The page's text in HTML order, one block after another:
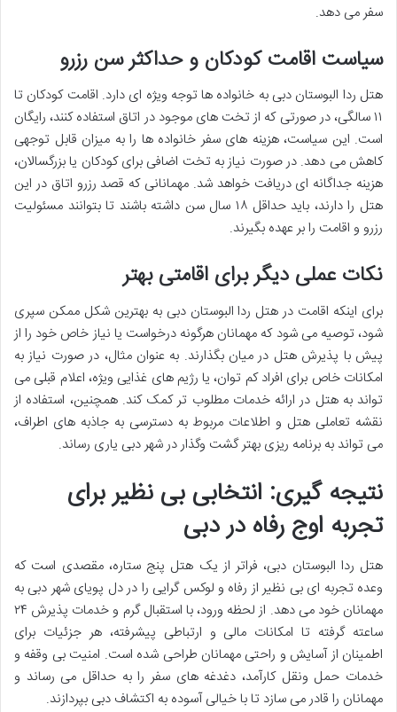
سفر می دهد.
سیاست اقامت کودکان و حداکثر سن رزرو
هتل ردا البوستان دبی به خانواده ها توجه ویژه ای دارد. اقامت کودکان تا
۱۱ سالگی، در صورتی که از تخت های موجود در اتاق استفاده کنند، رایگان
است. این سیاست، هزینه های سفر خانواده ها را به میزان قابل توجهی
کاهش می دهد. در صورت نیاز به تخت اضافی برای کودکان یا بزرگسالان،
هزینه جداگانه ای دریافت خواهد شد. مهمانانی که قصد رزرو اتاق در این
هتل را دارند، باید حداقل ۱۸ سال سن داشته باشند تا بتوانند مسئولیت
رزرو و اقامت را بر عهده بگیرند.
نکات عملی دیگر برای اقامتی بهتر
برای اینکه اقامت در هتل ردا البوستان دبی به بهترین شکل ممکن سپری
شود، توصیه می شود که مهمانان هرگونه درخواست یا نیاز خاص خود را از
پیش با پذیرش هتل در میان بگذارند. به عنوان مثال، در صورت نیاز به
امکانات خاص برای افراد کم توان، یا رژیم های غذایی ویژه، اعلام قبلی می
تواند به هتل در ارائه خدمات مطلوب تر کمک کند. همچنین، استفاده از
نقشه تعاملی هتل و اطلاعات مربوط به دسترسی به جاذبه های اطراف،
می تواند به برنامه ریزی بهتر گشت وگذار در شهر دبی یاری رساند.
نتیجه گیری: انتخابی بی نظیر برای
تجربه اوج رفاه در دبی
هتل ردا البوستان دبی، فراتر از یک هتل پنج ستاره، مقصدی است که
وعده تجربه ای بی نظیر از رفاه و لوکس گرایی را در دل پویای شهر دبی به
مهمانان خود می دهد. از لحظه ورود، با استقبال گرم و خدمات پذیرش ۲۴
ساعته گرفته تا امکانات مالی و ارتباطی پیشرفته، هر جزئیات برای
اطمینان از آسایش و راحتی مهمانان طراحی شده است. امنیت بی وقفه و
خدمات حمل ونقل کارآمد، دغدغه های سفر را به حداقل می رساند و
مهمانان را قادر می سازد تا با خیالی آسوده به اکتشاف دبی بپردازند.